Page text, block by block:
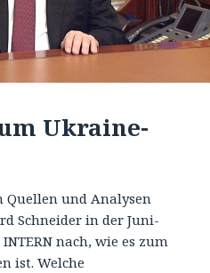
Ukraine-
Quellen und Analysen
Schneider in der Juni-
nach, wie es zum
ist. Welche